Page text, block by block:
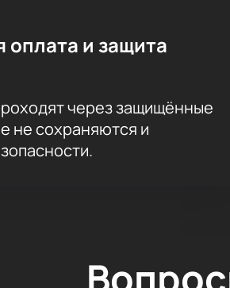
оплата и защита
через защищённые
не сохраняются и